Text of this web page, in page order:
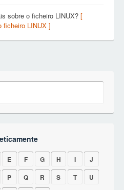
sobre o ficheiro LINUX? [
ficheiro LINUX ]
E F G H I
J
P Q R S T
U